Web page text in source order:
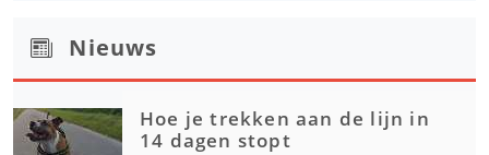
Nieuws
Hoe je trekken aan de lijn in
14 dagen stopt